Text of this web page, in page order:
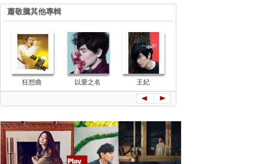
蕭敬騰其他專輯
狂想曲 以愛之名 王妃